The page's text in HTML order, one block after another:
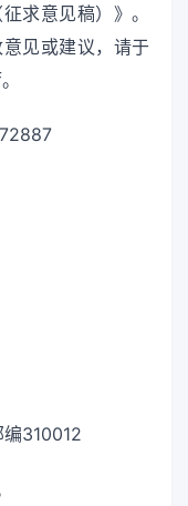
求意见稿）》。
见或建议，请于
310012